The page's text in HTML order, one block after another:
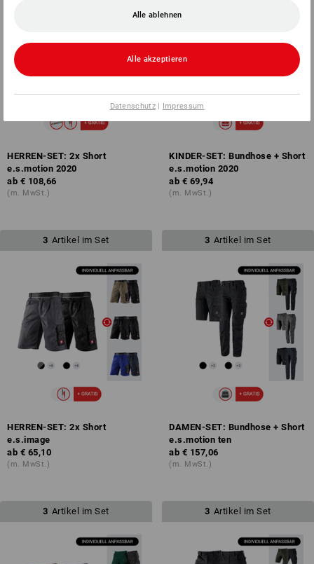
HERREN-SET: 2x Short
e.s.motion 2020
ab € 108,66
(m. MwSt.)
KINDER-SET: Bundhose + Short
e.s.motion 2020
ab € 69,94
(m. MwSt.)
3 Artikel im Set
HERREN-SET: 2x Short
e.s.image
ab € 65,10
(m. MwSt.)
3 Artikel im Set
DAMEN-SET: Bundhose + Short
e.s.motion ten
ab € 157,06
(m. MwSt.)
3 Artikel im Set 3 Artikel im Set
Alle ablehnen
Alle akzeptieren
Datenschutz| Impressum